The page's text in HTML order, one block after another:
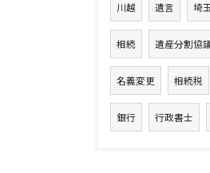
川越 遺言 埼
相続 遺産分割協
名義変更 相続税
銀行 行政書士